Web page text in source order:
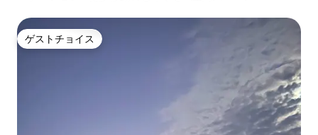
ゲストチョイス
ゲストチョイス